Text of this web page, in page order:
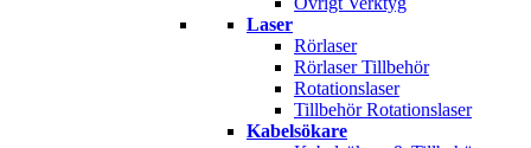
Laser
Rörlaser
Rörlaser Tillbehör
Rotationslaser
Tillbehör Rotationslaser
Kabelsökare